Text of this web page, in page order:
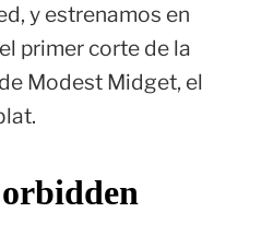
y estrenamos en
primer corte de la
Modest Midget, el